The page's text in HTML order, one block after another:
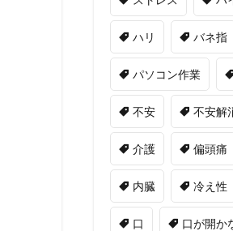
ハリ バネ指
パソコン作業
不安 不安解
介護 偏頭痛
内臓 冷え性
口 口が開か